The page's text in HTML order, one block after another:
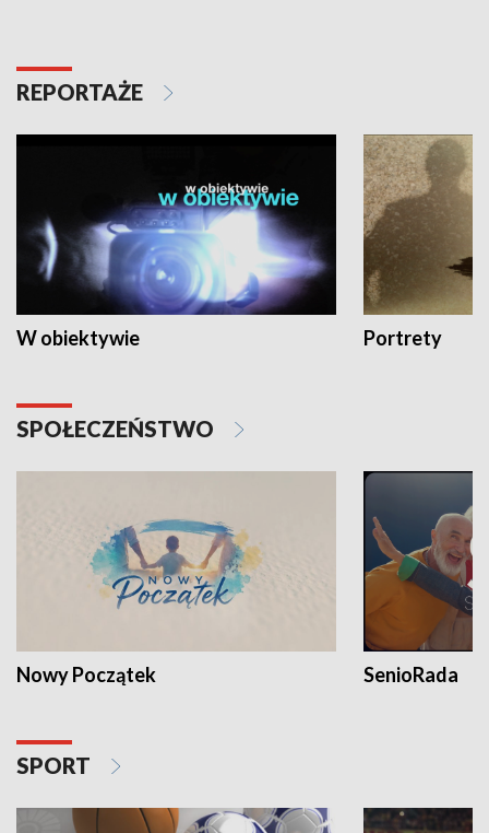
REPORTAŻE
W obiektywie Portrety
SPOŁECZEŃSTWO
Nowy Początek SenioRada
SPORT